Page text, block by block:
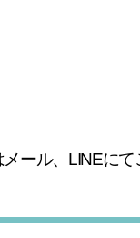
ール、LINEにて